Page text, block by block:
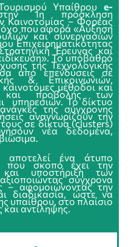
Υπαίθρου e-
1η πρόσκληση
Καινοτομίας – Φορέας
που αφορά «Αύξηση
και συνεργασιών
Επιχειρηματικότητας
Έρευνας και
Το υπόβαθρό
της Τεχνολογικής
από επενδύσεις σε
& Επικοινωνιών,
μέθοδοι και
και προβολής των
υπηρεσιών. Το δίκτυο
της σύγχρονης
αναγνωρίζουν την
σε δίκτυα (clusters)
νέα δεδομένα,
αποτελεί ένα άτυπο
που σκοπό έχει την
υποστήριξη των
σύγχρονα
– αφομοιώνοντας την
διαδικασία, ώστε να
υπαίθρου, στο πλαίσιο
και αντίληψης.